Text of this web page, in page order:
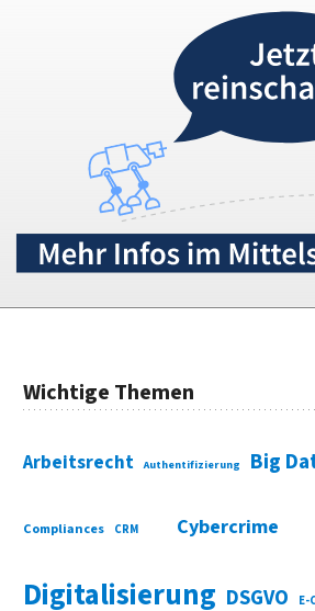
Wichtige Themen
Arbeitsrecht Authentifizierung Big
Compliances CRM Cybercrime
Digitalisierung DSGVO E-